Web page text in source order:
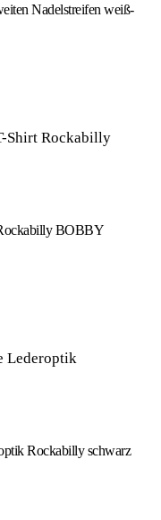
Nadelstreifen weiß-
BOBBY
Rockabilly schwarz